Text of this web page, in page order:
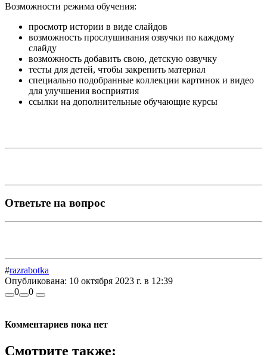
Возможности режима обучения:
просмотр истории в виде слайдов
возможность прослушивания озвучки по каждому
слайду
возможность добавить свою, детскую озвучку
тесты для детей, чтобы закрепить материал
специально подобранные коллекции картинок и видео
для улучшения восприятия
ссылки на дополнительные обучающие курсы
Ответьте на вопрос
#razrabotka
Опубликована: 10 октября 2023 г. в 12:39
0
0
Комментариев пока нет
Смотрите также: